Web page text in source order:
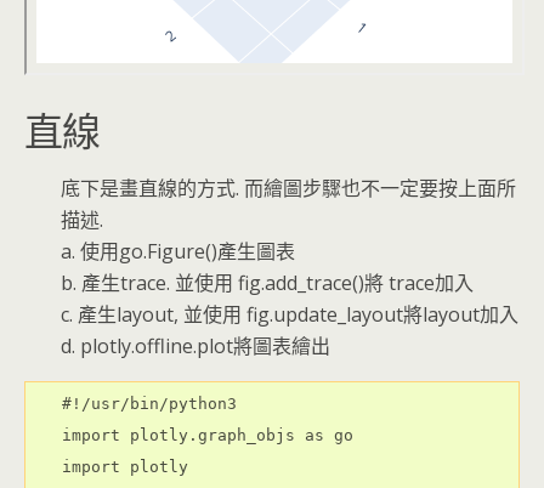
直線
底下是畫直線的方式. 而繪圖步驟也不一定要按上面所
描述.
a. 使用go.Figure()產生圖表
b. 產生trace. 並使用 fig.add_trace()將 trace加入
c. 產生layout, 並使用 fig.update_layout將layout加入
d. plotly.offline.plot將圖表繪出
#!/usr/bin/python3
import plotly.graph_objs as go
import plotly